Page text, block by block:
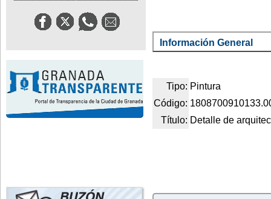
Información General
Tipo: Pintura
Código:
Título: Detalle de